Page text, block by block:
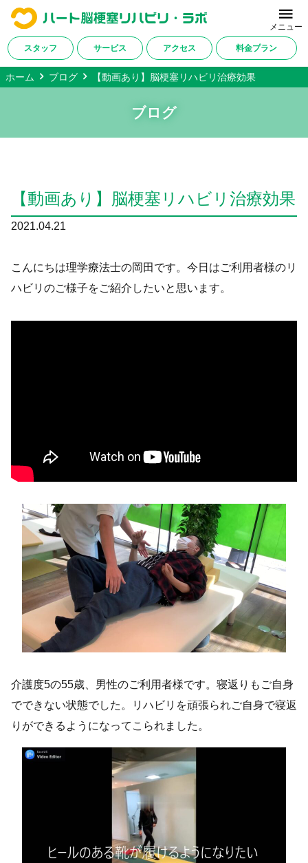
ホーム
料金プラン
アクセス
会社概要
メニュー
スタッフ サービス アクセス 料金プラン
ホーム ブログ 【動画あり】脳梗塞リハビリ治療効果
ブログ
【動画あり】脳梗塞リハビリ治療効果
2021.04.21
こんにちは理学療法士の岡田です。今日はご利用者様のリ
ハビリのご様子をご紹介したいと思います。
介護度5の55歳、男性のご利用者様です。寝返りもご自身
でできない状態でした。リハビリを頑張られご自身で寝返
りができるようになってこられました。